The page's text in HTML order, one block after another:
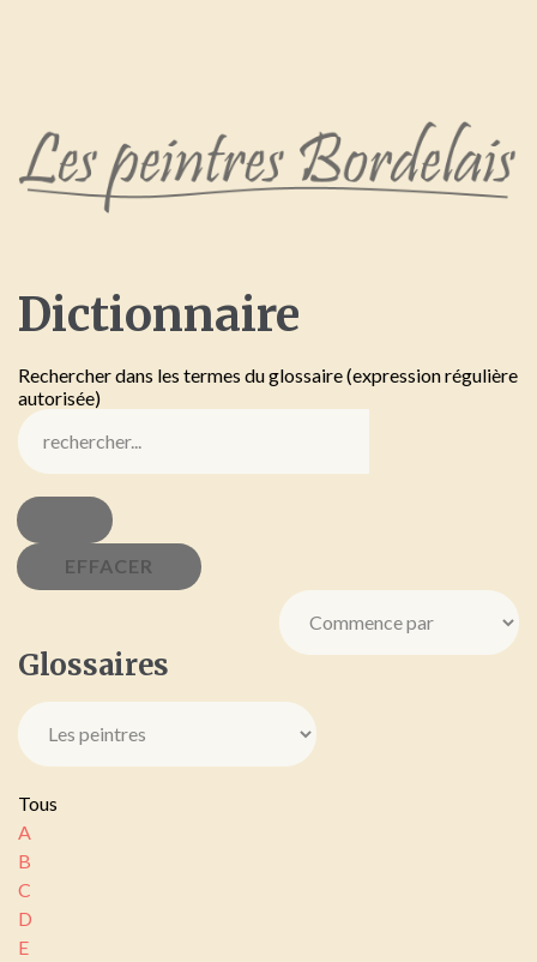
Dictionnaire
Rechercher dans les termes du glossaire (expression régulière
autorisée)
Glossaires
Tous
A
B
C
D
E